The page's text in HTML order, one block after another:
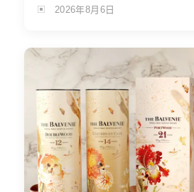
2026年8月6日